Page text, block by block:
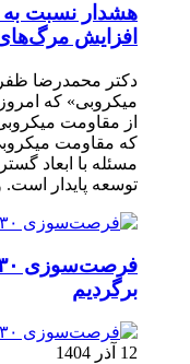
هشدار نسبت
افزایش
دکتر محمدرضا
میکروبی» که
از مقاومت
که مقاومت
مسئله با ابعاد
توسعه پایدار
برگردیم
12 آذر 1404